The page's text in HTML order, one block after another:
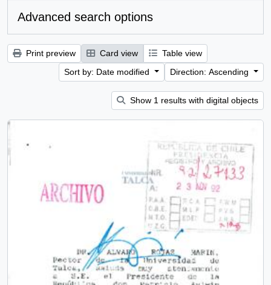
Advanced search options
Print preview Card view
Table view
Sort by: Date modified
Direction: Ascending
Show 1 results with digital objects